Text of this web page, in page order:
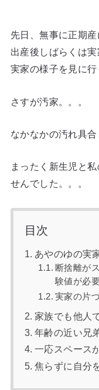
先日、無事に正期産
出産後しばらくは
実家の様子を見に行
さすが汚家。。。
なかなかの汚れ具合
まったく新生児と
せんでした。。。
目次
あやのゆの実
断捨離が
験値が必
実家の片
家族でも他人
年齢の近い兄
一応スペース
焦らずに自分